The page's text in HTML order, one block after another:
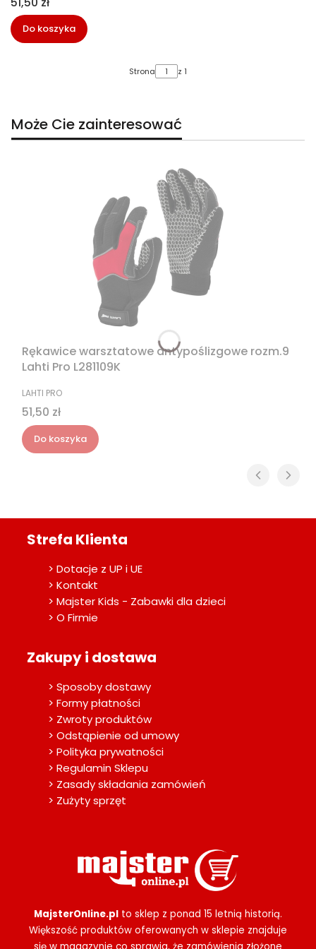
Do koszyka
Strona z 1
Może Cie zainteresować
Rękawice warsztatowe antypoślizgowe rozm.9
Lahti Pro L281109K
PRODUCENT
LAHTI PRO
Cena
51,50 zł
Do koszyka
Strefa Klienta
> Dotacje z UP i UE
> Kontakt
> Majster Kids - Zabawki dla dzieci
> O Firmie
Zakupy i dostawa
> Sposoby dostawy
> Formy płatności
> Zwroty produktów
> Odstąpienie od umowy
> Polityka prywatności
> Regulamin Sklepu
> Zasady składania zamówień
> Zużyty sprzęt
MajsterOnline.pl to sklep z ponad 15 letnią historią.
Większość produktów oferowanych w sklepie znajduje